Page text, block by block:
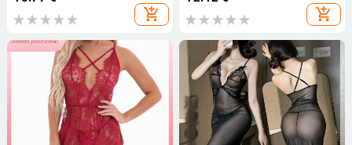
dojke; Poliester 90-95%; Tanka
tkanina 121-140 g/m²)
add_shopping_cart
poliester; tanak materijal 121–140
g/m²; izlazak zima 2024; MOQ 50)
add_shopping_cart